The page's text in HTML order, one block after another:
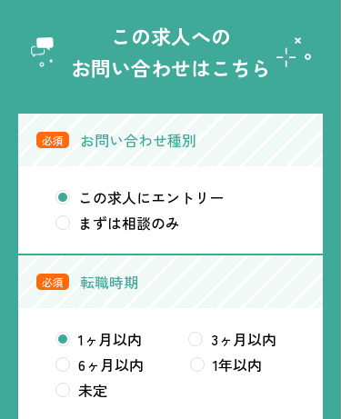
この求人への
お問い合わせはこちら
必須 お問い合わせ種別
この求人にエントリー
まずは相談のみ
必須 転職時期
1ヶ月以内
3ヶ月以内
6ヶ月以内
1年以内
未定